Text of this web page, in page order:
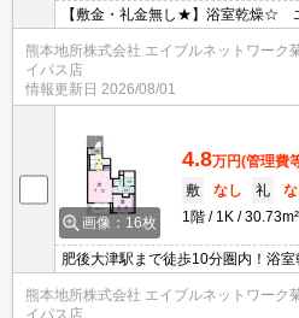
【敷金・礼金無し★】浴室乾燥☆
ッチン☆ モニタ付きインターホ
熊本地所株式会社 エイブルネットワーク
イパス店
情報更新日 2026/08/01
画像：16枚
4.8万円(管理費
敷
なし 礼
1階
1K 30.73m²
肥後大津駅まで徒歩10分圏内！浴
熊本地所株式会社 エイブルネットワーク
イパス店